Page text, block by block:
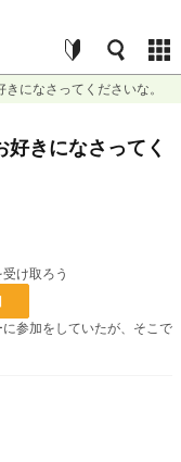
になさってくださいな。
きになさってく
け取ろう
参加をしていたが、そこで